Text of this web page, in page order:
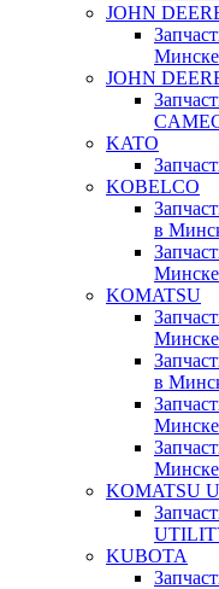
JOHN
Минске
JOHN
KATO
KOBELCO
в
Минске
KOMATSU
Минске
в
Минске
Минске
KOMATSU
KUBOTA